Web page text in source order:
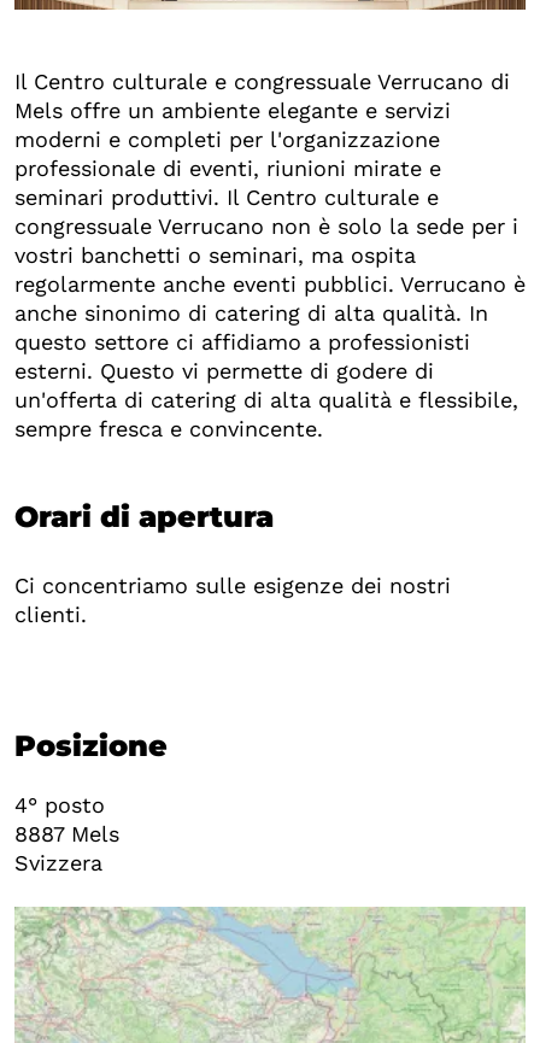
Il Centro culturale e congressuale Verrucano di
Mels offre un ambiente elegante e servizi
moderni e completi per l'organizzazione
professionale di eventi, riunioni mirate e
seminari produttivi. Il Centro culturale e
congressuale Verrucano non è solo la sede per i
vostri banchetti o seminari, ma ospita
regolarmente anche eventi pubblici. Verrucano è
anche sinonimo di catering di alta qualità. In
questo settore ci affidiamo a professionisti
esterni. Questo vi permette di godere di
un'offerta di catering di alta qualità e flessibile,
sempre fresca e convincente.
Orari di apertura
Ci concentriamo sulle esigenze dei nostri
clienti.
Posizione
4° posto
8887 Mels
Svizzera